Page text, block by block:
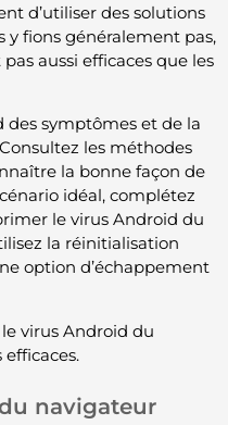
d’utiliser des solutions
y fions généralement pas,
aussi efficaces que les
des symptômes et de la
les méthodes
la bonne façon de
idéal, complétez
le virus Android du
la réinitialisation
option d’échappement
virus Android du
navigateur